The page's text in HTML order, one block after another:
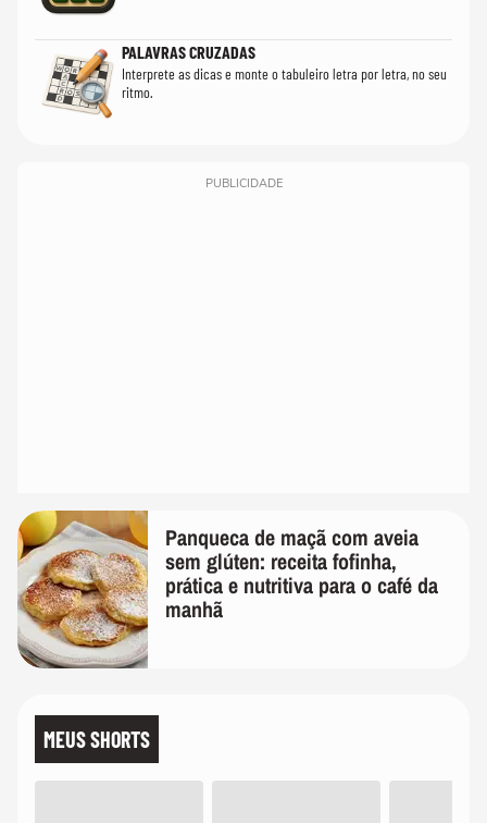
PALAVRAS CRUZADAS
Interprete as dicas e monte o tabuleiro letra por letra, no seu
ritmo.
PUBLICIDADE
Panqueca de maçã com aveia
sem glúten: receita fofinha,
prática e nutritiva para o café da
manhã
MEUS SHORTS